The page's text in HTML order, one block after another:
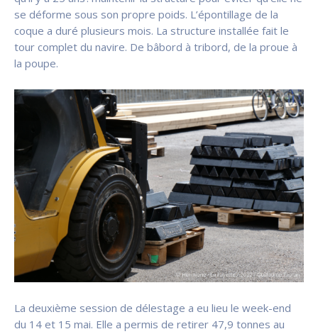
se déforme sous son propre poids. L’épontillage de la
coque a duré plusieurs mois. La structure installée fait le
tour complet du navire. De bâbord à tribord, de la proue à
la poupe.
La deuxième session de délestage a eu lieu le week-end
du 14 et 15 mai. Elle a permis de retirer 47,9 tonnes au